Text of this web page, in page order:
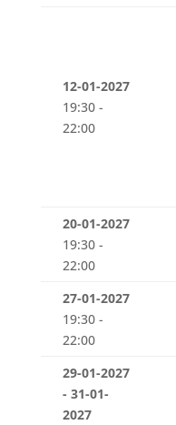
12-01-2027
19:30 -
22:00
20-01-2027
19:30 -
22:00
27-01-2027
19:30 -
22:00
29-01-2027
- 31-01-
2027